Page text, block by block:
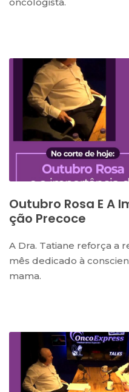
Outubro Rosa E A
Ção Precoce
A Dra. Tatiane reforça a
mês dedicado à
mama.